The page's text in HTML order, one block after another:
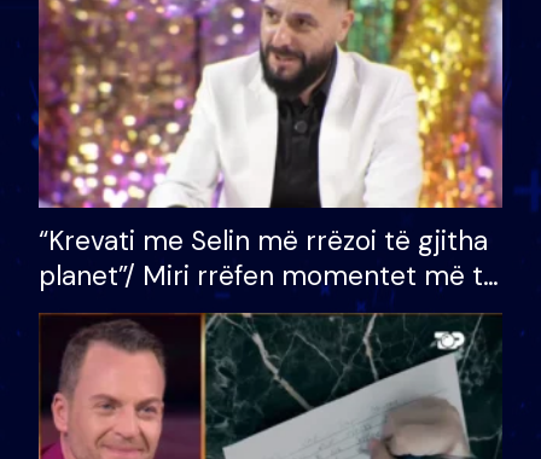
“Krevati me Selin më rrëzoi të gjitha
planet”/ Miri rrëfen momentet më të
bukura në shtëpinë e BB VIP: Do më
mungojë zilja e mëngjesit kur…